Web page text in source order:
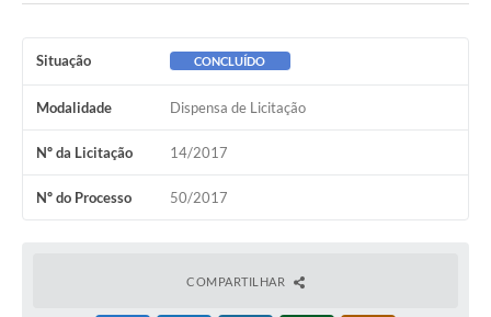
Situação CONCLUÍDO
Modalidade Dispensa de Licitação
Nº da Licitação 14/2017
Nº do Processo 50/2017
COMPARTILHAR